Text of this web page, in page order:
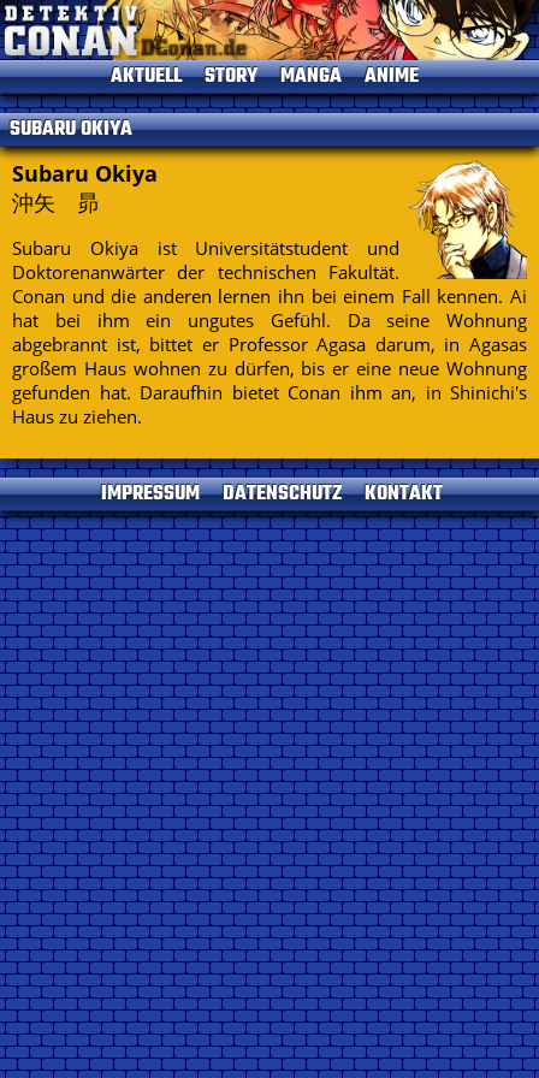
AKTUELL
News
TV-Programm
Termine
Seitenhistorie
Datenschutz
Kontakt
Impressum
STORY
Einleitung
Charaktere
MANGA
Einleitung
Alle Bände
ANIME
Einleitung
Episoden
Kinofilme
Sprecher
Musik
Specials
DVDs
SUBARU OKIYA
Subaru Okiya
沖矢 昴
Subaru Okiya ist Universitätstudent und
Doktorenanwärter der technischen Fakultät.
Conan und die anderen lernen ihn bei einem Fall kennen. Ai
hat bei ihm ein ungutes Gefühl. Da seine Wohnung
abgebrannt ist, bittet er Professor Agasa darum, in Agasas
großem Haus wohnen zu dürfen, bis er eine neue Wohnung
gefunden hat. Daraufhin bietet Conan ihm an, in Shinichi's
Haus zu ziehen.
IMPRESSUM DATENSCHUTZ KONTAKT